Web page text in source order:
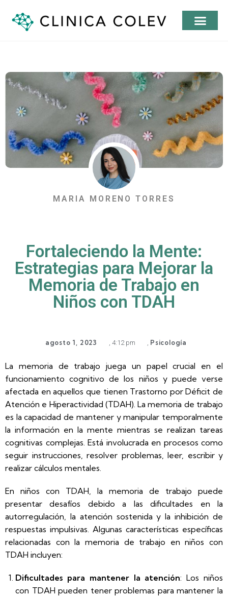
MARIA MORENO TORRES
Fortaleciendo la Mente:
Estrategias para Mejorar la
Memoria de Trabajo en
Niños con TDAH
agosto 1, 2023 4:12 pm Psicología
La memoria de trabajo juega un papel crucial en el
funcionamiento cognitivo de los niños y puede verse
afectada en aquellos que tienen Trastorno por Déficit de
Atención e Hiperactividad (TDAH). La memoria de trabajo
es la capacidad de mantener y manipular temporalmente
la información en la mente mientras se realizan tareas
cognitivas complejas. Está involucrada en procesos como
seguir instrucciones, resolver problemas, leer, escribir y
realizar cálculos mentales.
En niños con TDAH, la memoria de trabajo puede
presentar desafíos debido a las dificultades en la
autorregulación, la atención sostenida y la inhibición de
respuestas impulsivas. Algunas características específicas
relacionadas con la memoria de trabajo en niños con
TDAH incluyen:
Dificultades para mantener la atención: Los niños
con TDAH pueden tener problemas para mantener la